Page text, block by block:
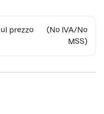
prezzo
(No IVA/No
MSS)